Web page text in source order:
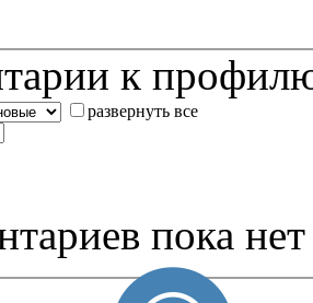
к
развернуть все
пока нет